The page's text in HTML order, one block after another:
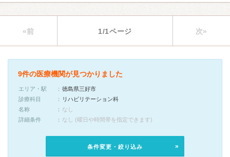
«前 1/1ページ 次»
9件の医療機関が見つかりました
エリア・駅
徳島県三好市
診療科目
リハビリテーション科
名称
なし
詳細条件
なし (曜日や時間帯を指定できます)
条件変更・絞り込み